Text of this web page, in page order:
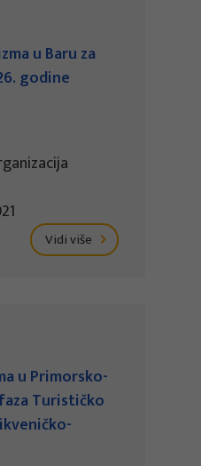
u Baru za
godine
Vidi više
u Primorsko-
Turističko